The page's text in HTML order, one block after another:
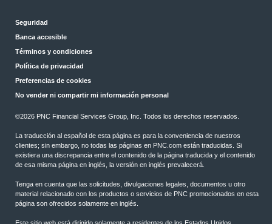
Seguridad
Banca accesible
Términos y condiciones
Política de privacidad
Preferencias de cookies
No vender ni compartir mi información personal
©2026 PNC Financial Services Group, Inc. Todos los derechos reservados.
La traducción al español de esta página es para la conveniencia de nuestros
clientes; sin embargo, no todas las páginas en PNC.com están traducidas. Si
existiera una discrepancia entre el contenido de la página traducida y el contenido
de esa misma página en inglés, la versión en inglés prevalecerá.
Tenga en cuenta que las solicitudes, divulgaciones legales, documentos u otro
material relacionado con los productos o servicios de PNC promocionados en esta
página son ofrecidos solamente en inglés.